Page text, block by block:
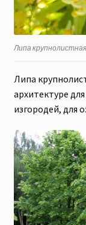
Липа
Липа
архитектуре
изгородей, для